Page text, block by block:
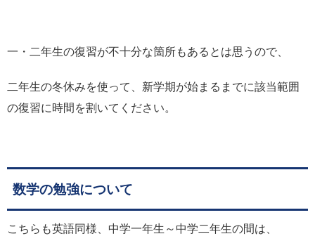
一・二年生の復習が不十分な箇所もあるとは思うので、
二年生の冬休みを使って、新学期が始まるまでに該当範囲
の復習に時間を割いてください。
数学の勉強について
こちらも英語同様、中学一年生～中学二年生の間は、